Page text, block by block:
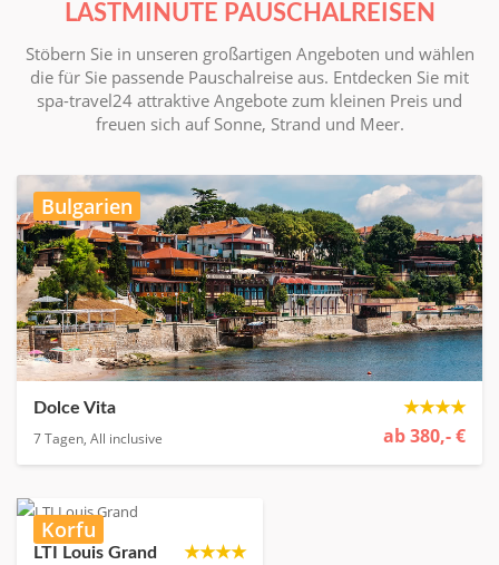
LASTMINUTE PAUSCHALREISEN
Stöbern Sie in unseren großartigen Angeboten und wählen
die für Sie passende Pauschalreise aus. Entdecken Sie mit
spa-travel24 attraktive Angebote zum kleinen Preis und
freuen sich auf Sonne, Strand und Meer.
Bulgarien
Dolce Vita
7 Tagen, All inclusive
★★★★
ab 380,- €
Korfu
LTI Louis Grand
★★★★